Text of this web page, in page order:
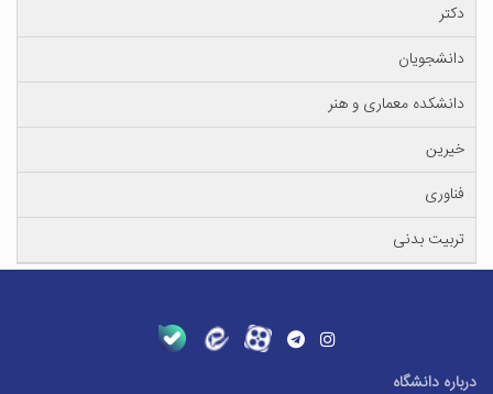
دکتر
دانشجویان
دانشکده معماری و هنر
خیرین
فناوری
تربیت بدنی
درباره دانشگاه